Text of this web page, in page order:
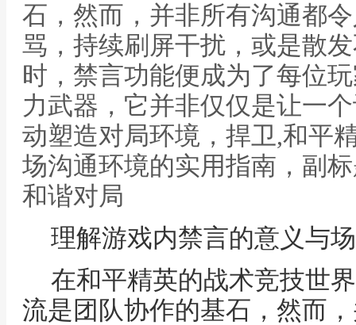
石，然而，并非所有沟通都
骂，持续刷屏干扰，或是散
时，禁言功能便成为了每位
力武器，它并非仅仅是让一
动塑造对局环境，捍卫,和平
场沟通环境的实用指南，副
和谐对局
理解游戏内禁言的意义与
在和平精英的战术竞技世
流是团队协作的基石，然而